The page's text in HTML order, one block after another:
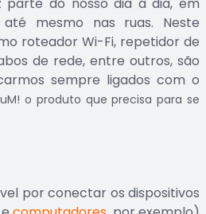
mesmo nas ruas. Neste
roteador Wi-Fi, repetidor de
de rede, entre outros, são
sempre ligados com o
o produto que precisa para se
por conectar os dispositivos